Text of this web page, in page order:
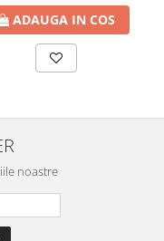
ADAUGA IN COS
noastre